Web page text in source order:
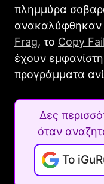
πλημμύρα
ανακαλύφθηκαν
Frag, το Copy Fail
έχουν
προγράμματα
Δες
όταν
Το